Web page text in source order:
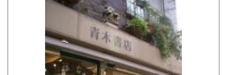
600円 長崎県
600円 大分県
600円 鹿児島県